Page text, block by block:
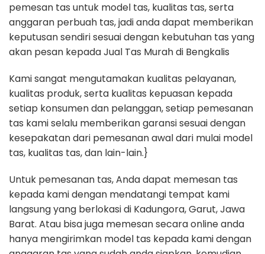
pemesan tas untuk model tas, kualitas tas, serta
anggaran perbuah tas, jadi anda dapat memberikan
keputusan sendiri sesuai dengan kebutuhan tas yang
akan pesan kepada Jual Tas Murah di Bengkalis
Kami sangat mengutamakan kualitas pelayanan,
kualitas produk, serta kualitas kepuasan kepada
setiap konsumen dan pelanggan, setiap pemesanan
tas kami selalu memberikan garansi sesuai dengan
kesepakatan dari pemesanan awal dari mulai model
tas, kualitas tas, dan lain-lain.}
Untuk pemesanan tas, Anda dapat memesan tas
kepada kami dengan mendatangi tempat kami
langsung yang berlokasi di Kadungora, Garut, Jawa
Barat. Atau bisa juga memesan secara online anda
hanya mengirimkan model tas kepada kami dengan